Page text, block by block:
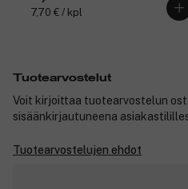
7,70 € / kpl
Tuotearvostelut
Voit kirjoittaa tuotearvostelun
sisäänkirjautuneena
Tuotearvostelujen ehdot